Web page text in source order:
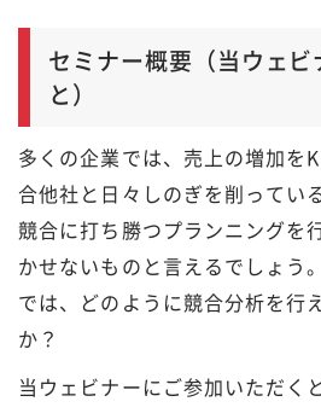
セミナー概要（当ウェビ
と）
多くの企業では、売上の増加を
合他社と日々しのぎを削ってい
競合に打ち勝つプランニングを
かせないものと言えるでしょう。
では、どのように競合分析を行
か？
当ウェビナーにご参加いただくと